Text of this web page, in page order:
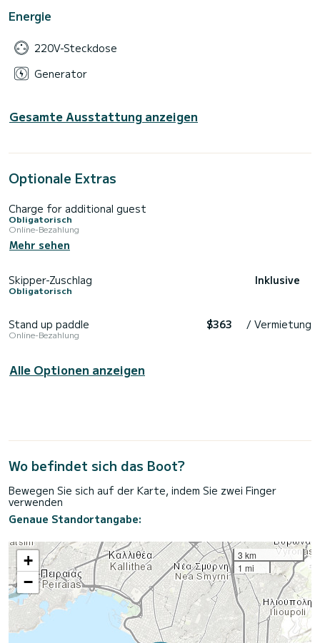
Energie
220V-Steckdose
Generator
Gesamte Ausstattung anzeigen
Optionale Extras
Charge for additional guest
Obligatorisch
Online-Bezahlung
Mehr sehen
Skipper-Zuschlag
Obligatorisch
Inklusive
Stand up paddle
Online-Bezahlung
$363 / Vermietung
Alle Optionen anzeigen
Wo befindet sich das Boot?
Bewegen Sie sich auf der Karte, indem Sie zwei Finger
verwenden
Genaue Standortangabe:
+
−
3 km
1 mi